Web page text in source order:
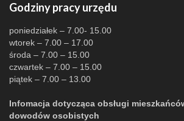
Godziny pracy urzędu
poniedziałek – 7.00- 15.00
wtorek – 7.00 – 17.00
środa – 7.00 – 15.00
czwartek – 7.00 – 15.00
piątek – 7.00 – 13.00
Infomacja dotycząca obsługi
dowodów osobistych